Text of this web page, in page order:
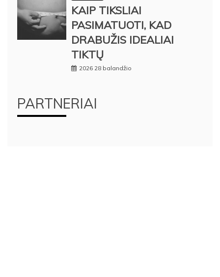
KAIP TIKSLIAI
PASIMATUOTI, KAD
DRABUŽIS IDEALIAI
TIKTŲ
2026 28 balandžio
PARTNERIAI